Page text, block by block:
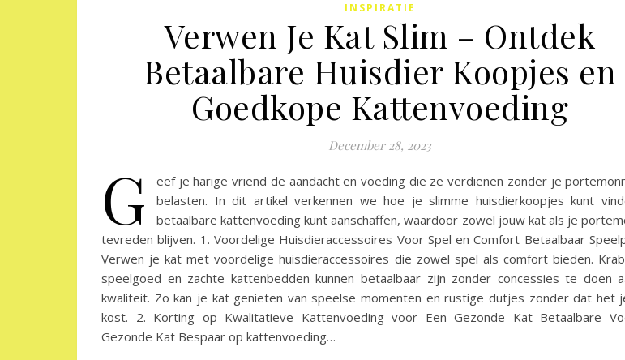
INSPIRATIE
Verwen Je Kat Slim – Ontdek
Betaalbare Huisdier Koopjes en
Goedkope Kattenvoeding
December 28, 2023
G
eef je harige vriend de aandacht en voeding die ze verdienen zonder je
belasten. In dit artikel verkennen we hoe je slimme huisdierkoopjes kunt
betaalbare kattenvoeding kunt aanschaffen, waardoor zowel jouw kat als je
tevreden blijven. 1. Voordelige Huisdieraccessoires Voor Spel en Comfort Betaalbaar
Verwen je kat met voordelige huisdieraccessoires die zowel spel als comfort bieden.
speelgoed en zachte kattenbedden kunnen betaalbaar zijn zonder concessies te doen
kwaliteit. Zo kan je kat genieten van speelse momenten en rustige dutjes zonder dat het
kost. 2. Korting op Kwalitatieve Kattenvoeding voor Een Gezonde Kat Betaalbare
Gezonde Kat Bespaar op kattenvoeding…